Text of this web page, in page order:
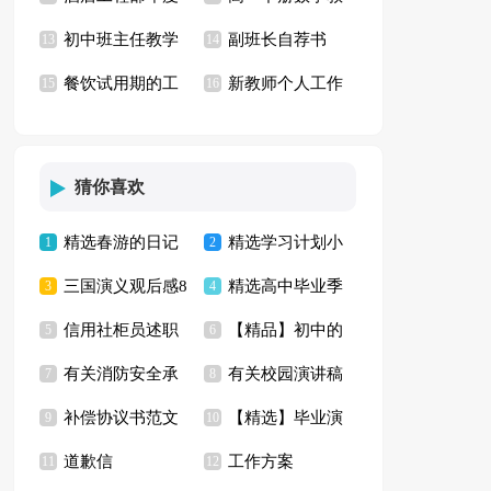
工作计划 学计划15篇
13 初中班主任教学
计划
14 副班长自荐书
15 餐饮试用期的工 16 新教师个人工作
猜你喜欢
1 精选春游的日记
五篇
2 精选学习计划小
学范文合集7篇
3 三国演义观后感8
篇
4 精选高中毕业季
演讲稿三篇
5 信用社柜员述职
报告
6 【精品】初中的
春节作文集锦7篇
7 有关消防安全承
诺书范文合集八篇
8 有关校园演讲稿
集合8篇
9 补偿协议书范文
汇总七篇
10 【精选】毕业演
讲稿模板汇总四篇
道歉信 12 工作方案